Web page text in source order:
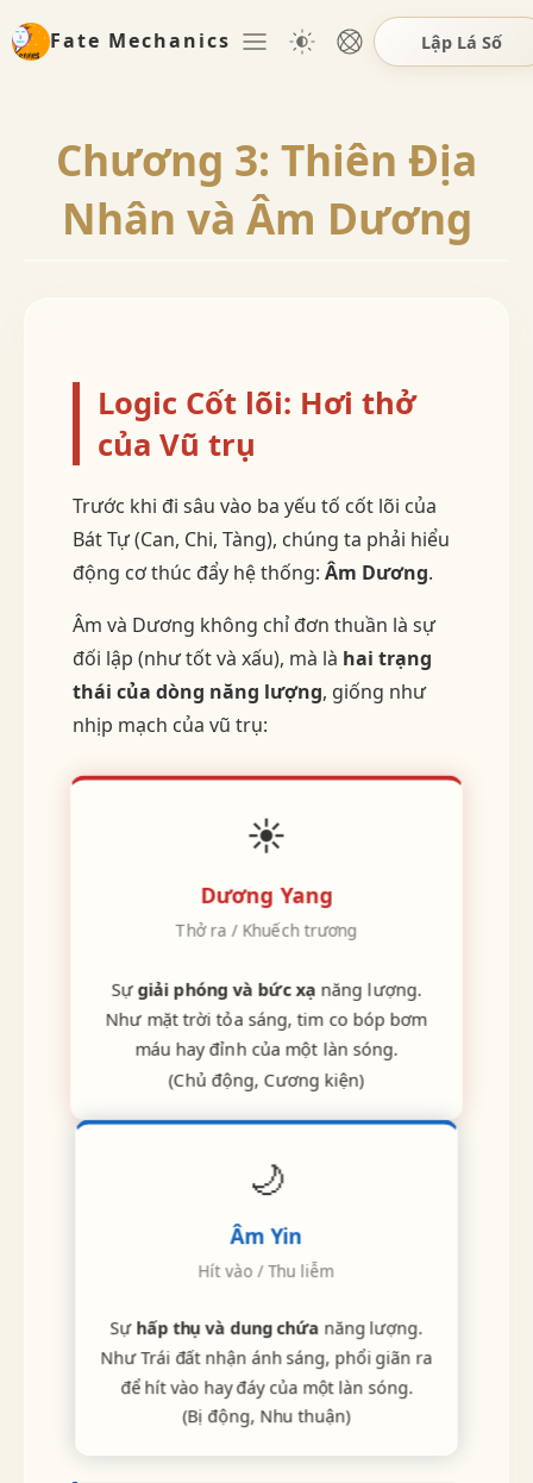
Fate Mechanics Lập Lá Số
Chương 3: Thiên Địa
Nhân và Âm Dương
Logic Cốt lõi: Hơi thở
của Vũ trụ
Trước khi đi sâu vào ba yếu tố cốt lõi của
Bát Tự (Can, Chi, Tàng), chúng ta phải hiểu
động cơ thúc đẩy hệ thống: Âm Dương.
Âm và Dương không chỉ đơn thuần là sự
đối lập (như tốt và xấu), mà là hai trạng
thái của dòng năng lượng, giống như
nhịp mạch của vũ trụ:
☀️
Dương Yang
Thở ra / Khuếch trương
Sựgiải phóng và bức xạ năng lượng.
Như mặt trời tỏa sáng, tim co bóp bơm
máu hay đỉnh của một làn sóng.
(Chủ động, Cương kiện)
🌙
Âm Yin
Hít vào / Thu liễm
Sự hấp thụ và dung chứa năng lượng.
Như Trái đất nhận ánh sáng, phổi giãn ra
để hít vào hay đáy của một làn sóng.
(Bị động, Nhu thuận)